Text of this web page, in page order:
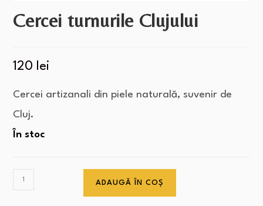
Cercei turnurile Clujului
120 lei
Cercei artizanali din piele naturală, suvenir de
Cluj.
În stoc
ADAUGĂ ÎN COȘ